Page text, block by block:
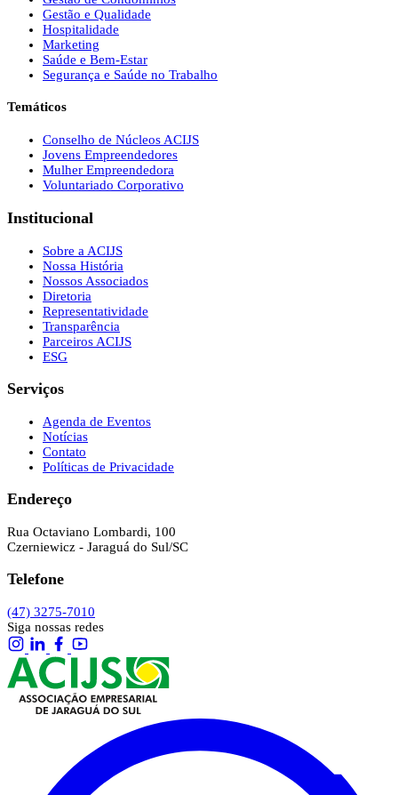
Gestão e Qualidade
Hospitalidade
Marketing
Saúde e Bem-Estar
Segurança e Saúde no Trabalho
Temáticos
Conselho de Núcleos ACIJS
Jovens Empreendedores
Mulher Empreendedora
Voluntariado Corporativo
Institucional
Sobre a ACIJS
Nossa História
Nossos Associados
Diretoria
Representatividade
Transparência
Parceiros ACIJS
ESG
Serviços
Agenda de Eventos
Notícias
Contato
Políticas de Privacidade
Endereço
Rua Octaviano Lombardi, 100
Czerniewicz - Jaraguá do Sul/SC
Telefone
(47) 3275-7010
Siga nossas redes